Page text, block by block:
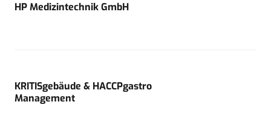
HP Medizintechnik GmbH
KRITISgebäude & HACCPgastro
Management